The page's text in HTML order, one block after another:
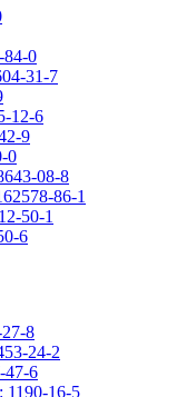
84-0
31-7
12-6
9
0
08-8
86-1
50-1
6
8
24-2
47-6
1190-16-5